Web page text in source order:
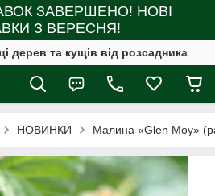
ЗАВЕРШЕНО! НОВІ
З ВЕРЕСНЯ!
дерев та кущів від розсадника
НОВИНКИ Малина «Glen Moy»